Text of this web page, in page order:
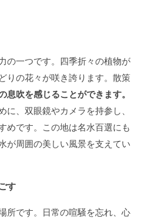
の一つです。四季折々の植物が
りの花々が咲き誇ります。散策
息吹を感じることができます。
、双眼鏡やカメラを持参し、
めです。この地は名水百選にも
が周囲の美しい風景を支えてい
す
所です。日常の喧騒を忘れ、心